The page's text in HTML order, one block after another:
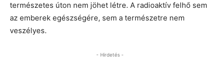
természetes úton nem jöhet létre. A radioaktív felhő sem
az emberek egészségére, sem a természetre nem
veszélyes.
- Hirdetés -